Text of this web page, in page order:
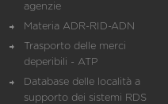
agenzie
Materia ADR-RID-ADN
Trasporto delle merci
deperibili - ATP
Database delle località a
supporto dei sistemi RDS